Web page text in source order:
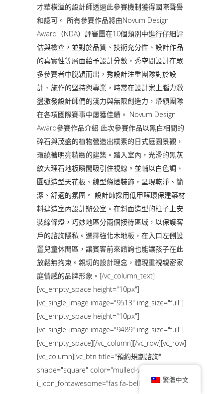
才華橫溢的設計師透過此參賽機制獲得國際聲譽
和認可。 所有參賽作品將由Novum Design
Award（NDA）評審團在10個類別中進行仔細評
估與檢查，並對於品質、技術充分性、設計作品
的真實性等層面給予設計分數，秀空間設計在眾
多參賽者中脫穎而出，秀設計注重團隊對於設
計、施作的堅持與專業，時常在設計案上腦力激
盪激發設計師們的淺力與無限創造力，帶領團隊
在各項國際賽事中屢獲佳績。 Novum Design
Award參賽作品介紹 此次參賽作品以黑白相間的
碎石與茂盛的植物營造出樸素的日式庭園景觀，
環繞著明亮精緻的建築。踏入室內，光滑的黑灰
紋大理石地板瞬間吸引住視線。並輔以白色調、
圓弧造型天花板、線型條燈裝飾，呈現乾淨、簡
潔、舒適的氛圍。 設計師採用低甲醛環保建築材
料建造室內設計辦公室。在斜面造型的柱子上安
裝線條燈，巧妙地區分兩個接待區域，以保護客
戶的諮詢隱私。選擇強化木地板，在入口左側設
置兒童休閒區，讓賓客前來諮詢也能讓孩子在此
放鬆無拘束。親切的設計理念，體現重視親密家
庭情感的品牌形象。[/vc_column_text]
[vc_empty_space height="10px"]
[vc_single_image image="9513" img_size="full"]
[vc_empty_space height="10px"]
[vc_single_image image="9489" img_size="full"]
[vc_empty_space][/vc_column][/vc_row][vc_row]
[vc_column][vc_btn title="預約規劃諮詢"
shape="square" color="mulled-wine"
i_icon_fontawesome="fas fa-bell"
繁體中文